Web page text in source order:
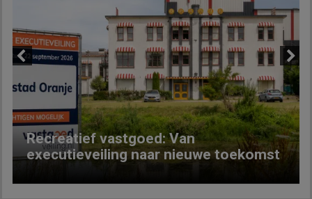
Recreatief vastgoed: Van
executieveiling naar nieuwe toekomst
Next